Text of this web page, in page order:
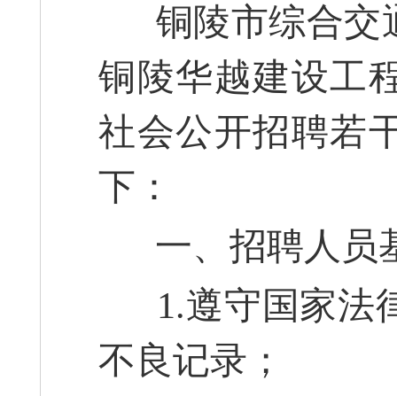
铜陵市综合交
铜陵华越建设工
社会公开招聘若
下：
一、招聘人员
1.遵守国家法
不良记录；